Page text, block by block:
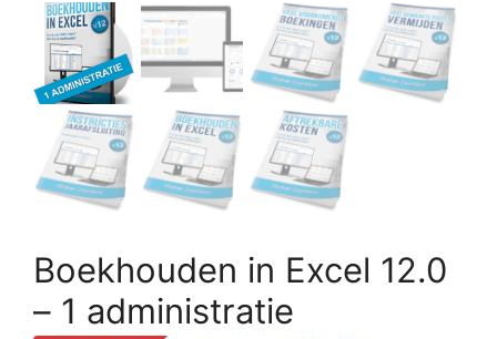
Boekhouden in Excel 12.0
– 1 administratie